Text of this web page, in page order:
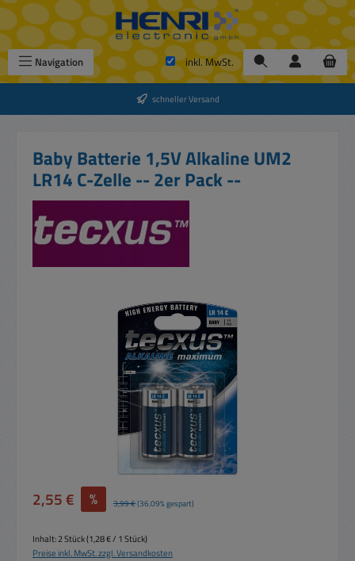
Zum Hauptinhalt springen
Navigation inkl. MwSt.
schneller Versand
Baby Batterie 1,5V Alkaline UM2
LR14 C-Zelle -- 2er Pack --
Bildergalerie überspringen
Verkaufspreis:
2,55 € % Regulärer Preis:
3,99 €(36.09% gespart)
Inhalt:2 Stück(1,28 € / 1 Stück)
Preise inkl. MwSt. zzgl. Versandkosten